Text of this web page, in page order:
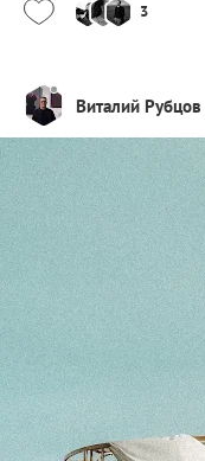
3
Виталий Рубцов